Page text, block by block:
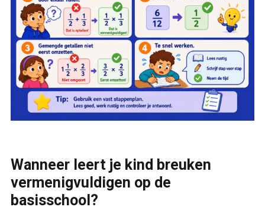
Wanneer leert je kind breuken
vermenigvuldigen op de
basisschool?